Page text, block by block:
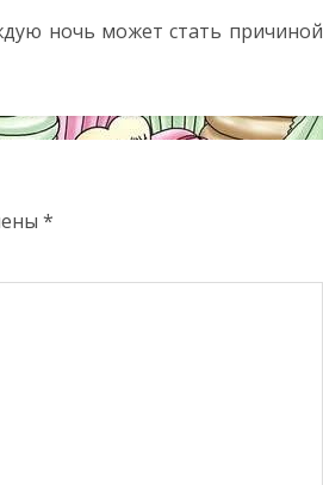
ночь может стать причиной
*